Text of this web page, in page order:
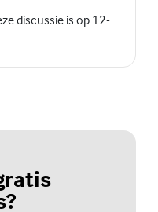
discussie is op 12-